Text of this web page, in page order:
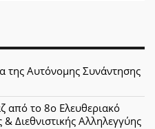
της Αυτόνομης Συνάντησης
από το 8ο Ελευθεριακό
Διεθνιστικής Αλληλεγγύης